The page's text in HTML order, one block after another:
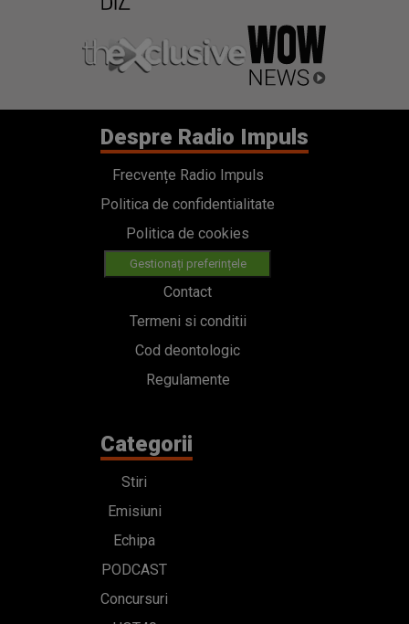
Despre Radio Impuls
Frecvențe Radio Impuls
Politica de confidentialitate
Politica de cookies
Gestionați preferințele
Contact
Termeni si conditii
Cod deontologic
Regulamente
Categorii
Stiri
Emisiuni
Echipa
PODCAST
Concursuri